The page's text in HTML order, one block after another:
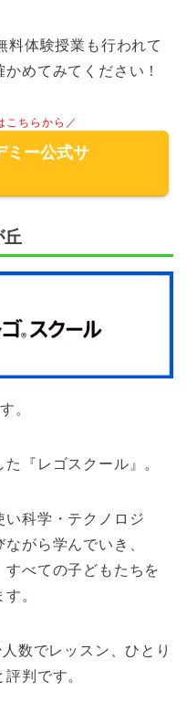
料体験授業も行われて
めてみてください！
こちらから／
ミー公式サ
丘
。
『レゴスクール』。
い科学・テクノロジ
がら学んでいき、
すべての子どもたちを
。
数でレッスン、ひとり
判です。